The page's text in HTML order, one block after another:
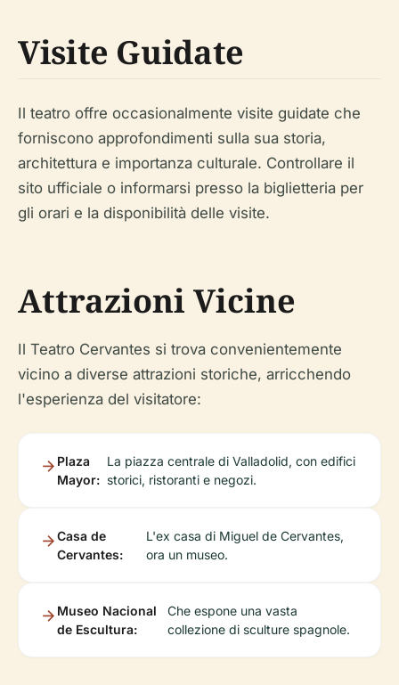
Visite Guidate
Il teatro offre occasionalmente visite guidate che
forniscono approfondimenti sulla sua storia,
architettura e importanza culturale. Controllare il
sito ufficiale o informarsi presso la biglietteria per
gli orari e la disponibilità delle visite.
Attrazioni Vicine
Il Teatro Cervantes si trova convenientemente
vicino a diverse attrazioni storiche, arricchendo
l'esperienza del visitatore:
Plaza
Mayor:
La piazza centrale di Valladolid, con edifici
storici, ristoranti e negozi.
Casa de
Cervantes:
L'ex casa di Miguel de Cervantes,
ora un museo.
Museo Nacional
de Escultura:
Che espone una vasta
collezione di sculture spagnole.